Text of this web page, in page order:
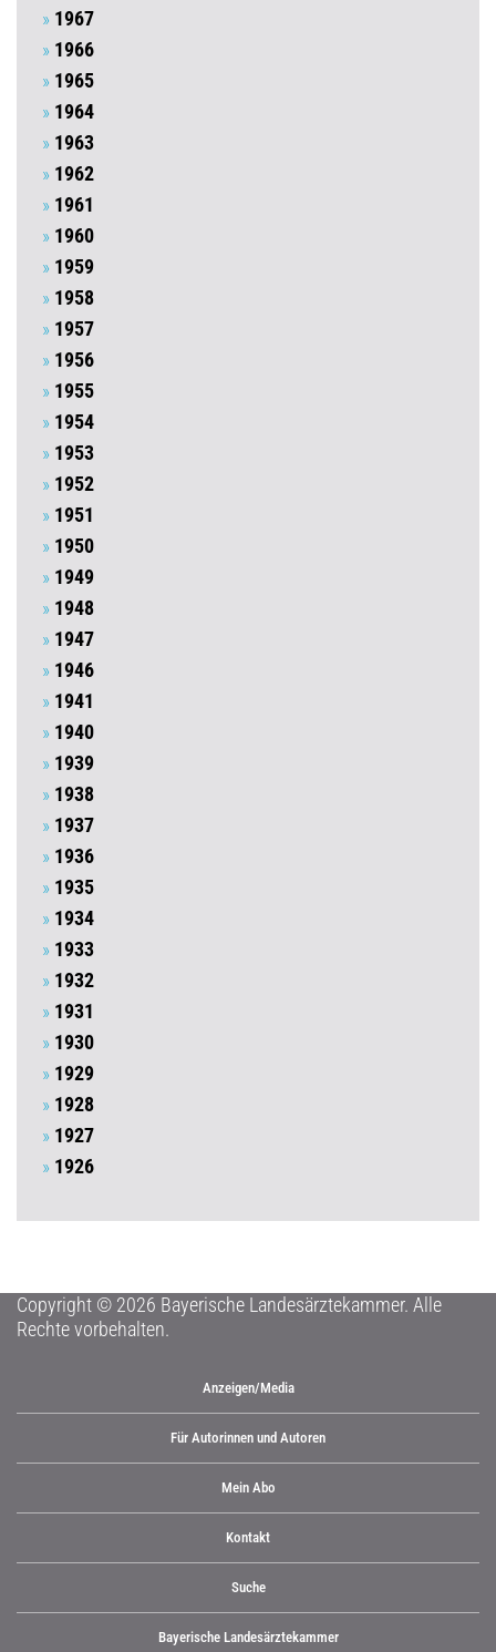
1967
1966
1965
1964
1963
1962
1961
1960
1959
1958
1957
1956
1955
1954
1953
1952
1951
1950
1949
1948
1947
1946
1941
1940
1939
1938
1937
1936
1935
1934
1933
1932
1931
1930
1929
1928
1927
1926
Copyright © 2026 Bayerische Landesärztekammer. Alle
Rechte vorbehalten.
Anzeigen/Media
Für Autorinnen und Autoren
Mein Abo
Kontakt
Suche
Bayerische Landesärztekammer